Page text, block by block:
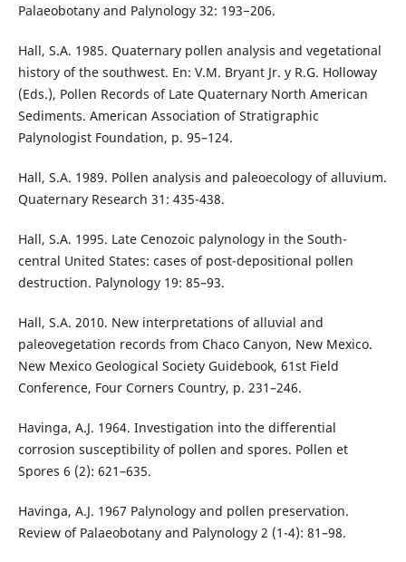
Palaeobotany and Palynology 32: 193−206.
Hall, S.A. 1985. Quaternary pollen analysis and vegetational
history of the southwest. En: V.M. Bryant Jr. y R.G. Holloway
(Eds.), Pollen Records of Late Quaternary North American
Sediments. American Association of Stratigraphic
Palynologist Foundation, p. 95–124.
Hall, S.A. 1989. Pollen analysis and paleoecology of alluvium.
Quaternary Research 31: 435-438.
Hall, S.A. 1995. Late Cenozoic palynology in the South-
central United States: cases of post-depositional pollen
destruction. Palynology 19: 85–93.
Hall, S.A. 2010. New interpretations of alluvial and
paleovegetation records from Chaco Canyon, New Mexico.
New Mexico Geological Society Guidebook, 61st Field
Conference, Four Corners Country, p. 231–246.
Havinga, A.J. 1964. Investigation into the differential
corrosion susceptibility of pollen and spores. Pollen et
Spores 6 (2): 621–635.
Havinga, A.J. 1967 Palynology and pollen preservation.
Review of Palaeobotany and Palynology 2 (1-4): 81–98.